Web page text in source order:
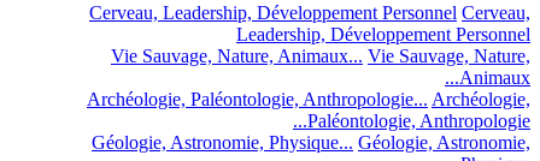
Cerveau, Leadership, Développement Personnel Cerveau,
Leadership, Développement Personnel
Vie Sauvage, Nature, Animaux... Vie Sauvage, Nature,
Animaux...
Archéologie, Paléontologie, Anthropologie... Archéologie,
Paléontologie, Anthropologie...
Géologie, Astronomie, Physique... Géologie, Astronomie,